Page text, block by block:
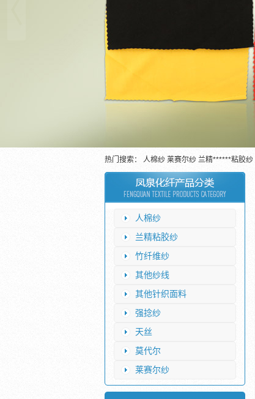
热门搜索： 人棉纱 莱赛尔纱 兰精******粘胶纱
人棉纱
兰精粘胶纱
竹纤维纱
其他纱线
其他针织面料
强捻纱
天丝
莫代尔
莱赛尔纱